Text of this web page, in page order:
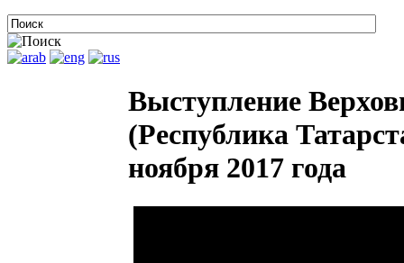
Выступление
(Республика
ноября 2017 года